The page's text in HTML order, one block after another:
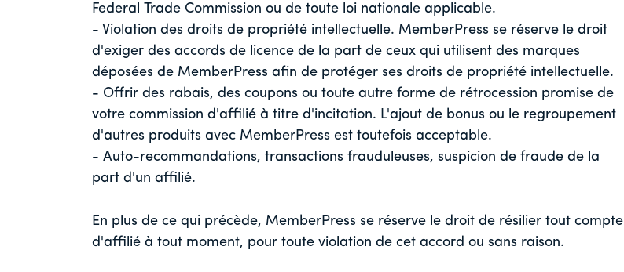
Federal Trade Commission ou de toute loi nationale applicable.
- Violation des droits de propriété intellectuelle. MemberPress se réserve le droit
d'exiger des accords de licence de la part de ceux qui utilisent des marques
déposées de MemberPress afin de protéger ses droits de propriété intellectuelle.
- Offrir des rabais, des coupons ou toute autre forme de rétrocession promise de
votre commission d'affilié à titre d'incitation. L'ajout de bonus ou le regroupement
d'autres produits avec MemberPress est toutefois acceptable.
- Auto-recommandations, transactions frauduleuses, suspicion de fraude de la
part d'un affilié.
En plus de ce qui précède, MemberPress se réserve le droit de résilier tout compte
d'affilié à tout moment, pour toute violation de cet accord ou sans raison.